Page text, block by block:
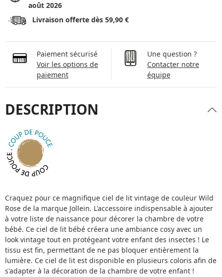
août 2026
Livraison offerte dès 59,90 €
Paiement sécurisé
Voir les options de
paiement
Une question ?
Contacter notre
équipe
DESCRIPTION
Craquez pour ce magnifique ciel de lit vintage de couleur Wild
Rose de la marque Jollein. L'accessoire indispensable à ajouter
à votre liste de naissance pour décorer la chambre de votre
bébé. Ce ciel de lit bébé créera une ambiance cosy avec un
look vintage tout en protégeant votre enfant des insectes ! Le
tissu est fin, permettant de ne pas bloquer entièrement la
lumière. Ce ciel de lit est disponible en plusieurs coloris afin de
s'adapter à la décoration de la chambre de votre enfant !